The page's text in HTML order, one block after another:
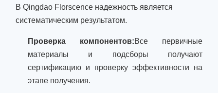
В Qingdao Florscence надежность является
систематическим результатом.
Проверка компонентов:Все первичные
материалы и подсборы получают
сертификацию и проверку эффективности на
этапе получения.